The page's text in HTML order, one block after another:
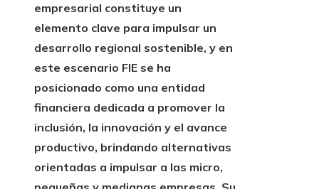
empresarial constituye un
elemento clave para impulsar un
desarrollo regional sostenible, y en
este escenario FIE se ha
posicionado como una entidad
financiera dedicada a promover la
inclusión, la innovación y el avance
productivo, brindando alternativas
orientadas a impulsar a las micro,